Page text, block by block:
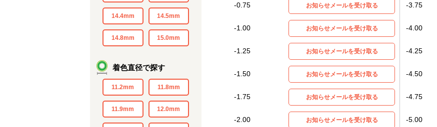
14.4mm 14.5mm
14.8mm 15.0mm
着色直径で探す
11.2mm 11.8mm
11.9mm 12.0mm
-0.75 お知らせメールを受け取る
-1.00 お知らせメールを受け取る
-1.25 お知らせメールを受け取る
-1.50 お知らせメールを受け取る
-1.75 お知らせメールを受け取る
-2.00 お知らせメールを受け取る
-3.75
-4.00
-4.25
-4.50
-4.75
-5.00